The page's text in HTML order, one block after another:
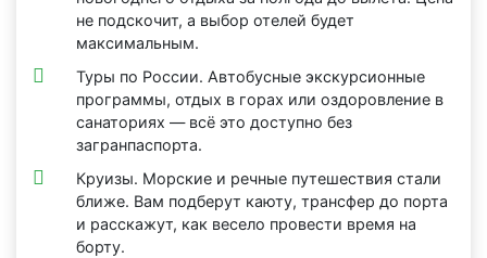
не подскочит, а выбор отелей будет
максимальным.
Туры по России. Автобусные экскурсионные
программы, отдых в горах или оздоровление в
санаториях — всё это доступно без
загранпаспорта.
Круизы. Морские и речные путешествия стали
ближе. Вам подберут каюту, трансфер до порта
и расскажут, как весело провести время на
борту.